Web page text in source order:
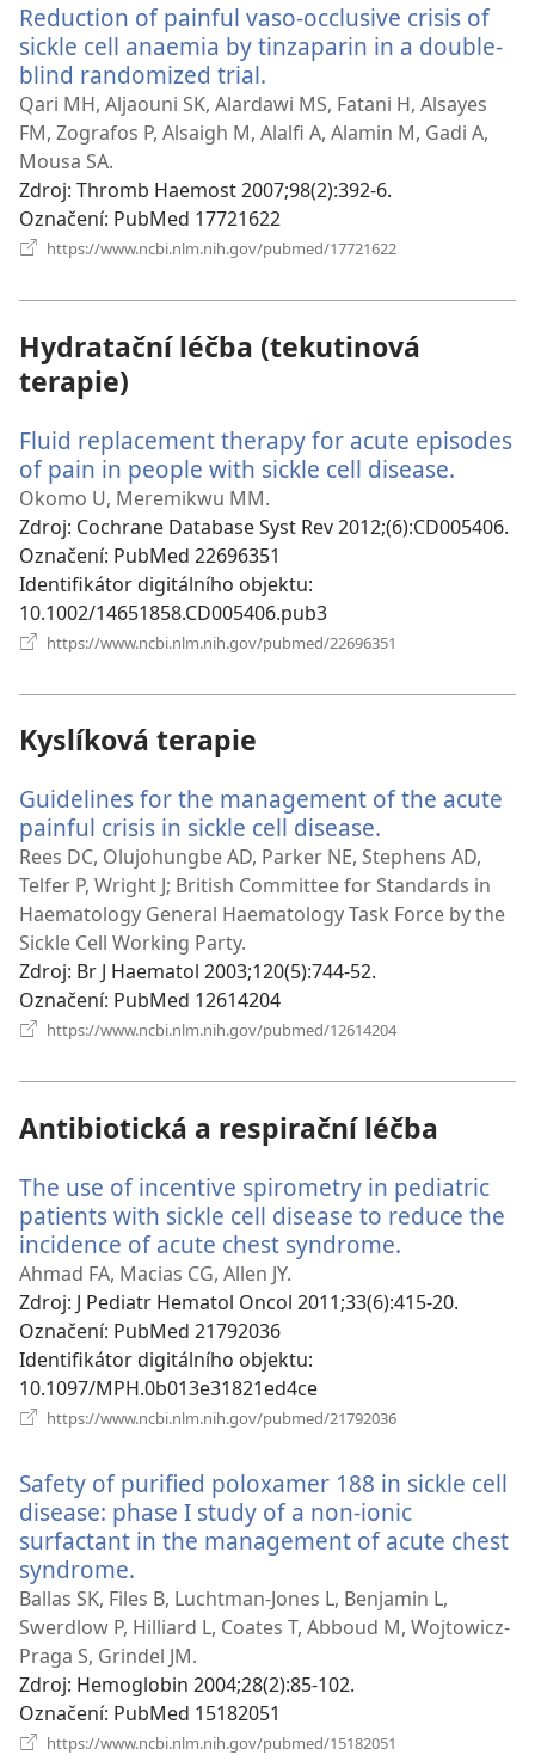
Reduction of painful vaso-occlusive crisis of
sickle cell anaemia by tinzaparin in a double-
blind randomized trial.
nové
okno)
Qari MH, Aljaouni SK, Alardawi MS, Fatani H, Alsayes
FM, Zografos P, Alsaigh M, Alalfi A, Alamin M, Gadi A,
Mousa SA.
Zdroj‎: Thromb Haemost 2007;98(2):392-6.
Označení‎: PubMed 17721622
https://www.ncbi.nlm.nih.gov/pubmed/17721622
Hydratační léčba (tekutinová
terapie)
Fluid replacement therapy for acute episodes
of pain in people with sickle cell disease.
okno)
Okomo U, Meremikwu MM.
Zdroj‎: Cochrane Database Syst Rev 2012;(6):CD005406.
Označení‎: PubMed 22696351
Identifikátor digitálního objektu‎:
10.1002/14651858.CD005406.pub3
https://www.ncbi.nlm.nih.gov/pubmed/22696351
Kyslíková terapie
Guidelines for the management of the acute
painful crisis in sickle cell disease.
nové
okno)
Rees DC, Olujohungbe AD, Parker NE, Stephens AD,
Telfer P, Wright J; British Committee for Standards in
Haematology General Haematology Task Force by the
Sickle Cell Working Party.
Zdroj‎: Br J Haematol 2003;120(5):744-52.
Označení‎: PubMed 12614204
https://www.ncbi.nlm.nih.gov/pubmed/12614204
Antibiotická a respirační léčba
The use of incentive spirometry in pediatric
patients with sickle cell disease to reduce the
incidence of acute chest syndrome.
okno)
Ahmad FA, Macias CG, Allen JY.
Zdroj‎: J Pediatr Hematol Oncol 2011;33(6):415-20.
Označení‎: PubMed 21792036
Identifikátor digitálního objektu‎:
10.1097/MPH.0b013e31821ed4ce
https://www.ncbi.nlm.nih.gov/pubmed/21792036
Safety of purified poloxamer 188 in sickle cell
disease: phase I study of a non-ionic
surfactant in the management of acute chest
syndrome.
nové
okno)
Ballas SK, Files B, Luchtman-Jones L, Benjamin L,
Swerdlow P, Hilliard L, Coates T, Abboud M, Wojtowicz-
Praga S, Grindel JM.
Zdroj‎: Hemoglobin 2004;28(2):85-102.
Označení‎: PubMed 15182051
https://www.ncbi.nlm.nih.gov/pubmed/15182051